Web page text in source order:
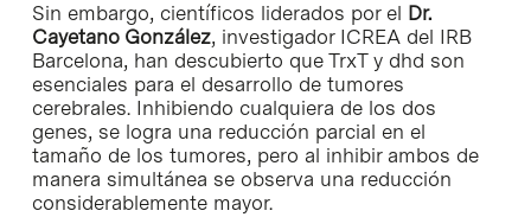
Sin embargo, científicos liderados por el Dr.
Cayetano González, investigador ICREA del IRB
Barcelona, han descubierto que TrxT y dhd son
esenciales para el desarrollo de tumores
cerebrales. Inhibiendo cualquiera de los dos
genes, se logra una reducción parcial en el
tamaño de los tumores, pero al inhibir ambos de
manera simultánea se observa una reducción
considerablemente mayor.